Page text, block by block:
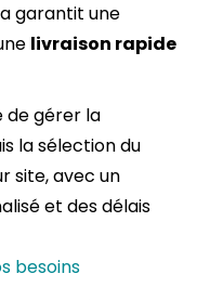
garantit une
livraison rapide
de gérer la
la sélection du
site, avec un
et des délais
besoins